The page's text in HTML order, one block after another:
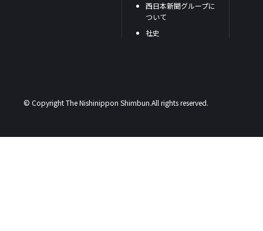
西日本新聞グループに
ついて
社史
© Copyright The Nishinippon Shimbun.All rights reserved.